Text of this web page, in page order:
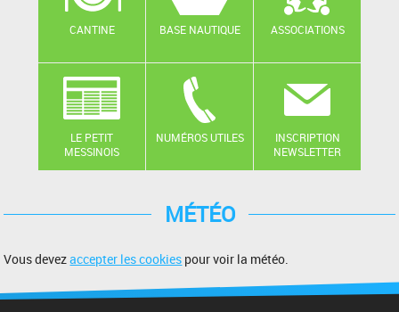
CANTINE BASE NAUTIQUE ASSOCIATIONS
LE PETIT
MESSINOIS
NUMÉROS UTILES
INSCRIPTION
NEWSLETTER
MÉTÉO
Vous devezaccepter les cookies pour voir la météo.